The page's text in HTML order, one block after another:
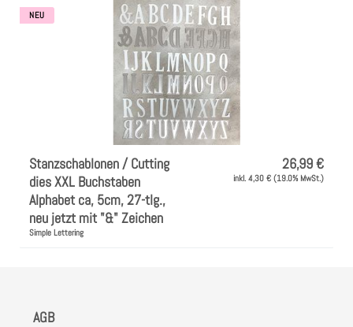
Stempelkissen
Embossing Pulver WOW
Kartendeko Embellishments
Präge-, Universal- Maskierschablonen
Papiere
n
NEU
Stanzschablonen / Cutting
dies XXL Buchstaben
Alphabet ca, 5cm, 27-tlg.,
neu jetzt mit "&" Zeichen
Simple Lettering
26,99 €
inkl. 4,30 € (19.0% MwSt.)
AGB